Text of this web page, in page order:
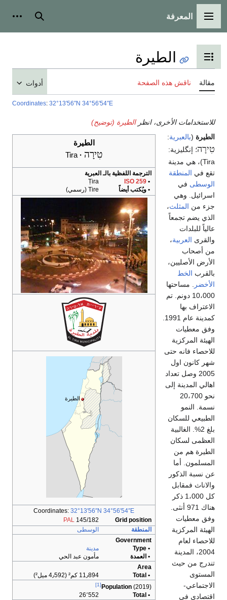
القائمة الرئيسية
المعرفة بحث
تبديل عرض جدول المحتويات
الطيرة
مقالة ناقش هذه الصفحة أدوات
Coordinates: 32°13′56″N 34°56′54″E
للاستخدامات الأخرى، انظرالطيرة (توضيح)
الطيرة
טִירָה Tira
الترجمة اللفظية بالـ العبرية
•
ISO 259
Ṭira
• ويُكتب أيضاً
Tire (رسمي)
الطيرة
Coordinates: 32°13′56″N 34°56′54″E
Grid position
145/182
PAL
المنطقة
الوسطى
Government
• Type
مدينة
• العمدة
مأمون عبد الحي
Area
• Total
11٫894 كم² (4٫592 ميل²)
Population (2019)
[1]
• Total
26٬552
الطيرة (بالعبرية:
טִירָה
Tira)، هي مدينة
تقع في المنطقة
الوسطى في
اسرائيل. وهي
جزء من المثلث،
الذي يضم تجمعاً
عالياً للبلدات
والقرى العربية،
من أصحاب
الأرض الأصليين،
بالقرب الخط
الأخضر
. مساحتها
10،000 دونم. تم
الاعتراف بها
وفق معطيات
الهيئة المركزية
للاحصاء فانه حتى
شهر كانون اول
2005 وصل تعداد
اهالي المدينة إلى
نحو 20،700
نسمة. النمو
الطبيعي للسكان
بلغ 2%. الغالبية
العظمى لسكان
الطيرة هم من
المسلمون. أما
عن نسبة الذكور
والاناث فمقابل
كل 1،000 ذكر
هناك 971 أنثى.
وفق معطيات
الهيئة المركزية
للاحصاء لعام
2004، المدينة
تندرج من حيث
المستوى
الاجتماعي-
اقتصادي في